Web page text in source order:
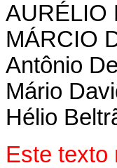
AURÉLIO
MÁRCIO
Antônio
Mário
Hélio
Este texto